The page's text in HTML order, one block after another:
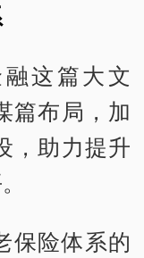
这篇大文
篇布局，加
，助力提升
保险体系的